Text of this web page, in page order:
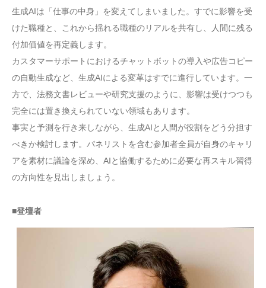
生成AIは「仕事の中身」を変えてしまいました。すでに影響を受
けた職種と、これから揺れる職種のリアルを共有し、人間に残る
付加価値を再定義します。
カスタマーサポートにおけるチャットボットの導入や広告コピー
の自動生成など、生成AIによる変革はすでに進行しています。一
方で、法務文書レビューや研究支援のように、影響は受けつつも
完全には置き換えられていない領域もあります。
事実と予測を行き来しながら、生成AIと人間が役割をどう分担す
べきか検討します。パネリストを含む参加者全員が自身のキャリ
アを素材に議論を深め、AIと協働するために必要な再スキル習得
の方向性を見出しましょう。
■登壇者